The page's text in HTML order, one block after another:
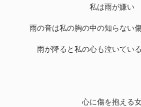
私は雨が嫌い
雨の音は私の胸の中の知らない
雨が降ると私の心も泣いてい
心に傷を抱える